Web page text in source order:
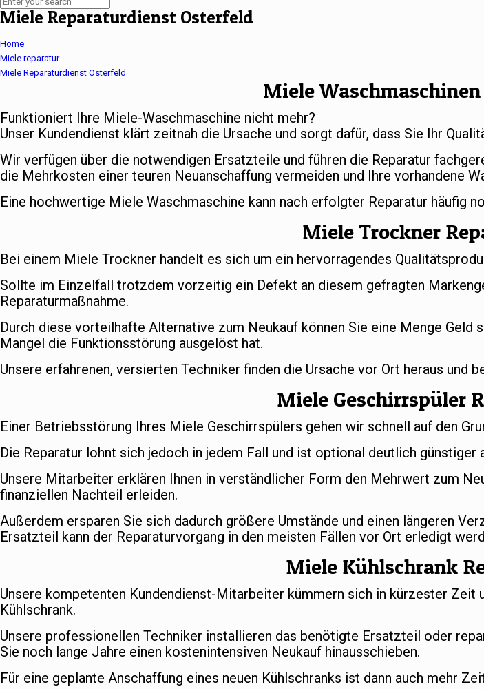
Miele Reparaturdienst Osterfeld
Home
Miele reparatur
Miele Reparaturdienst Osterfeld
Miele
Funktioniert Ihre Miele-Waschmaschine nicht mehr?
Unser Kundendienst klärt zeitnah die Ursache und sorgt dafür, dass Sie Ihr
Wir verfügen über die notwendigen Ersatzteile und führen die Reparatur
die Mehrkosten einer teuren Neuanschaffung vermeiden und Ihre vorhandene
Eine hochwertige Miele Waschmaschine kann nach erfolgter Reparatur häufig
Miele Trockner
Bei einem Miele Trockner handelt es sich um ein hervorragendes
Sollte im Einzelfall trotzdem vorzeitig ein Defekt an diesem gefragten
Reparaturmaßnahme.
Durch diese vorteilhafte Alternative zum Neukauf können Sie eine Menge Geld
Mangel die Funktionsstörung ausgelöst hat.
Unsere erfahrenen, versierten Techniker finden die Ursache vor Ort heraus und
Miele Geschirrspüler
Einer Betriebsstörung Ihres Miele Geschirrspülers gehen wir schnell auf den
Die Reparatur lohnt sich jedoch in jedem Fall und ist optional deutlich günstiger
Unsere Mitarbeiter erklären Ihnen in verständlicher Form den Mehrwert zum
finanziellen Nachteil erleiden.
Außerdem ersparen Sie sich dadurch größere Umstände und einen längeren
Ersatzteil kann der Reparaturvorgang in den meisten Fällen vor Ort erledigt
Miele Kühlschrank
Unsere kompetenten Kundendienst-Mitarbeiter kümmern sich in kürzester
Kühlschrank.
Unsere professionellen Techniker installieren das benötigte Ersatzteil oder
Sie noch lange Jahre einen kostenintensiven Neukauf hinausschieben.
Für eine geplante Anschaffung eines neuen Kühlschranks ist dann auch mehr